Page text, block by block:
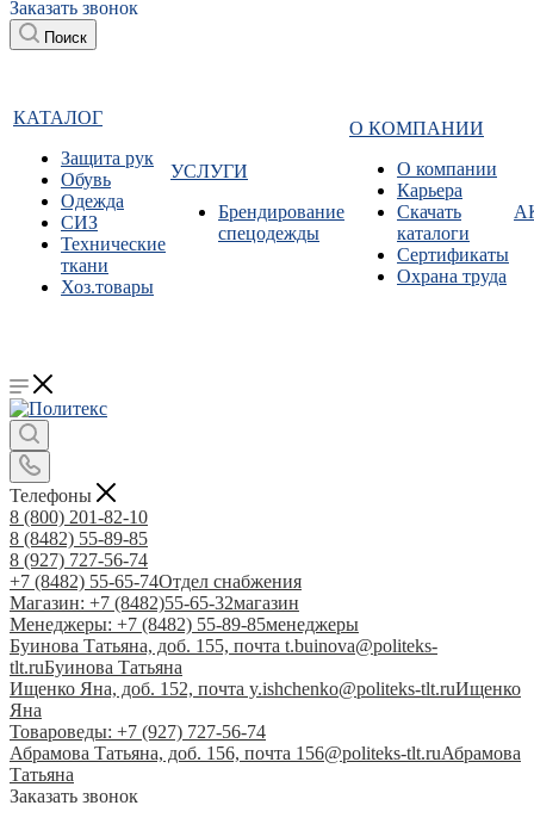
Заказать звонок
Поиск
КАТАЛОГ
Защита рук
Обувь
Одежда
СИЗ
Технические
ткани
Хоз.товары
УСЛУГИ
Брендирование
спецодежды
О КОМПАНИИ
О компании
Карьера
Cкачать
каталоги
Сертификаты
Охрана труда
Телефоны
8 (800) 201-82-10
8 (8482) 55-89-85
8 (927) 727-56-74
+7 (8482) 55-65-74Отдел снабжения
Магазин: +7 (8482)55-65-32магазин
Менеджеры: +7 (8482) 55-89-85менеджеры
Буинова Татьяна, доб. 155, почта t.buinova@politeks-
tlt.ruБуинова Татьяна
Ищенко Яна, доб. 152, почта y.ishchenko@politeks-tlt.ruИщенко
Яна
Товароведы: +7 (927) 727-56-74
Абрамова Татьяна, доб. 156, почта 156@politeks-tlt.ruАбрамова
Татьяна
Заказать звонок